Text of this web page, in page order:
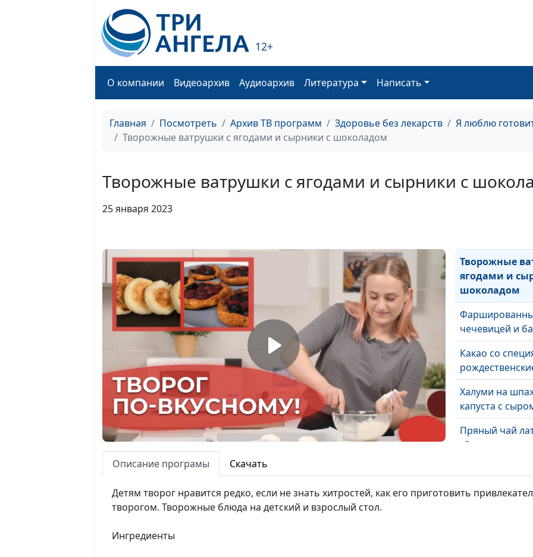
12+
О компании Видеоархив Аудиоархив Литература Написать
Главная Посмотреть Архив ТВ программ Здоровье без лекарств
Я люблю
Творожные ватрушки с ягодами и сырники с шоколадом
Творожные ватрушки с ягодами и сырники с
25 января 2023
Морковная
палочки
Банановый
Соус "Песто" и
Творожные
ягодами и
шоколадом
чечевицей и
Какао со
Халуми на
капуста с
Пряный чай
Описание програмы Скачать
Детям творог нравится редко, если не знать хитростей, как его приготовить
творогом. Творожные блюда на детский и взрослый стол.
Ингредиенты